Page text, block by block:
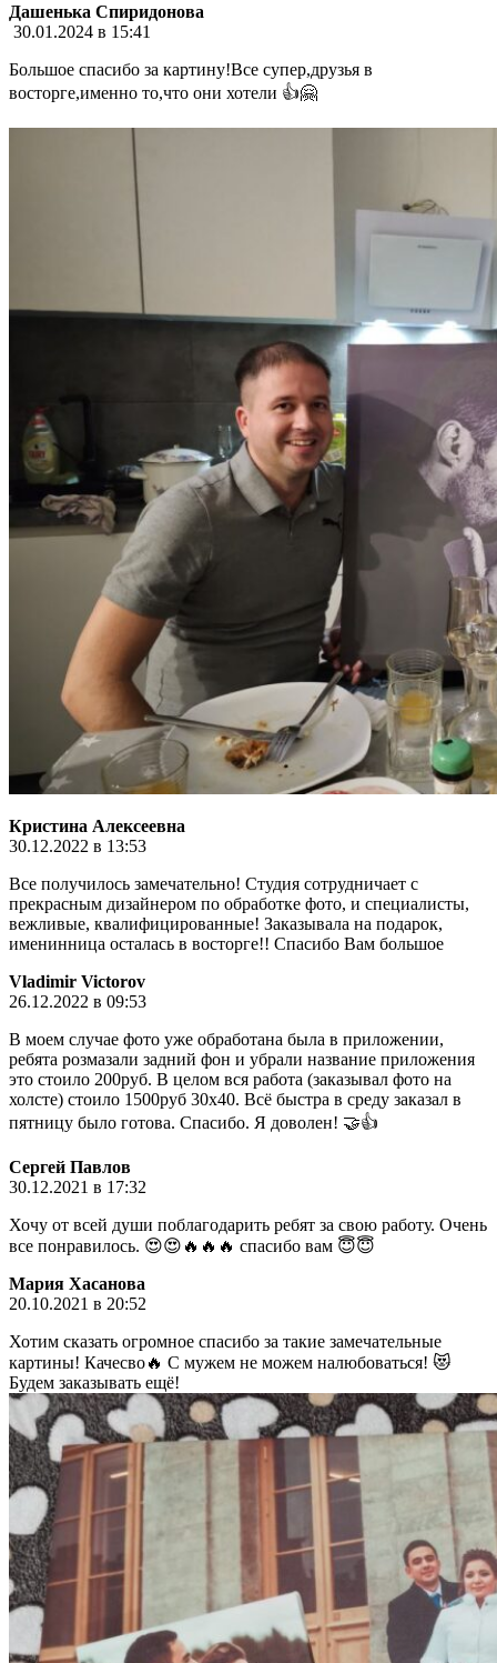
Дашенька Спиридонова
30.01.2024 в 15:41
Большое спасибо за картину!Все супер,друзья в
восторге,именно то,что они хотели 👍🤗
Кристина Алексеевна
30.12.2022 в 13:53
Все получилось замечательно! Студия сотрудничает с
прекрасным дизайнером по обработке фото, и специалисты,
вежливые, квалифицированные! Заказывала на подарок,
именинница осталась в восторге!! Спасибо Вам большое
Vladimir Victorov
26.12.2022 в 09:53
В моем случае фото уже обработана была в приложении,
ребята розмазали задний фон и убрали название приложения
это стоило 200руб. В целом вся работа (заказывал фото на
холсте) стоило 1500руб 30х40. Всё быстра в среду заказал в
пятницу было готова. Спасибо. Я доволен! 🤝👍
Сергей Павлов
30.12.2021 в 17:32
Хочу от всей души поблагодарить ребят за свою работу. Очень
все понравилось. 😍😍🔥🔥🔥 спасибо вам 😇😇
Мария Хасанова
20.10.2021 в 20:52
Хотим сказать огромное спасибо за такие замечательные
картины! Качесво🔥 С мужем не можем налюбоваться! 😻
Будем заказывать ещё!